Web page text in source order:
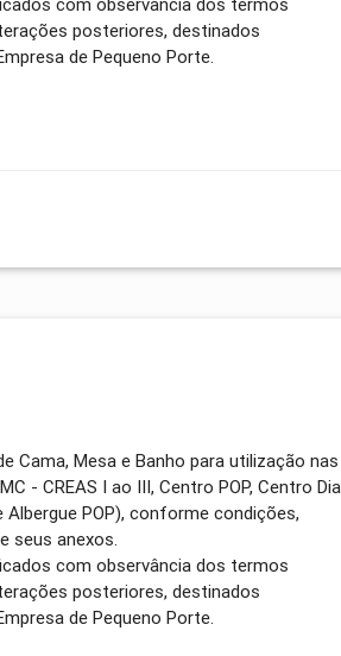
posteriores, destinados
de Pequeno Porte.
Cama, Mesa e Banho para utilização nas
- CREAS I ao III, Centro POP, Centro Dia
Albergue POP), conforme condições,
seus anexos.
com observância dos termos
posteriores, destinados
de Pequeno Porte.